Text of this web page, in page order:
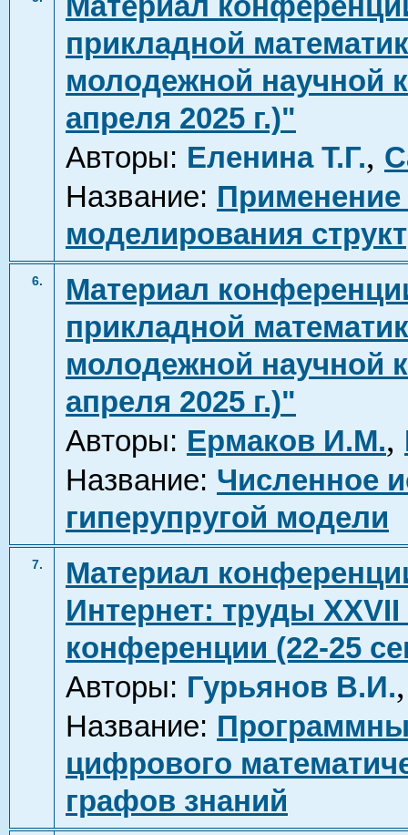
прикладной
молодежной научной
апреля 2025 г.)"
Авторы: Еленина Т.Г.,
Название: Применение
моделирования
6.
Материал
прикладной
молодежной научной
апреля 2025 г.)"
Авторы: Ермаков И.М.,
Название: Численное
гиперупругой модели
7.
Материал
Интернет: труды
конференции (22-25
Авторы: Гурьянов В.И.
Название:
цифрового
графов знаний